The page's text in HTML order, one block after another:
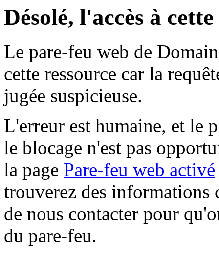
Désolé, l'accès à
Le pare-feu web de
cette ressource car la
jugée suspicieuse.
L'erreur est humaine, et le
le blocage n'est pas
la page Pare-feu web activé
trouverez des informations
de nous contacter pour
du pare-feu.